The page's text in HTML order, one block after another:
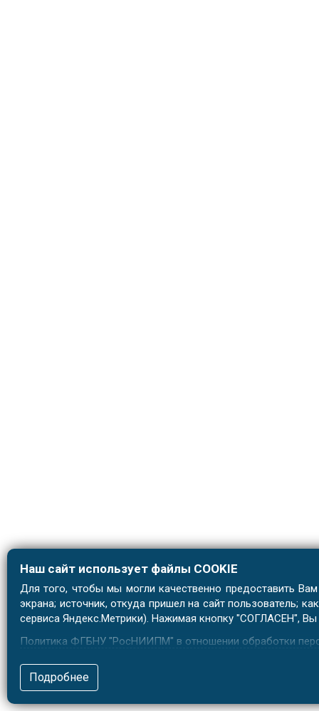
Наш сайт использует файлы COOKIE
Для того, чтобы мы могли качественно предоставить
экрана; источник, откуда пришел на сайт пользователь;
сервиса Яндекс.Метрики). Нажимая кнопку "СОГЛАСЕН",
Политика ФГБНУ "РосНИИПМ" в отношении обработки
Подробнее